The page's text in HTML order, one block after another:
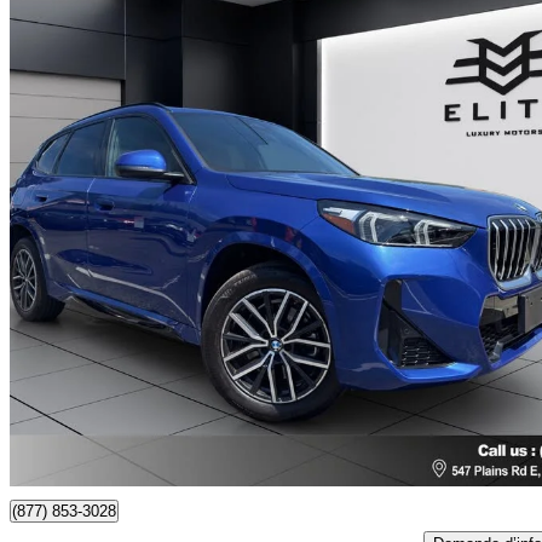
2025 BMW X1
xDrive28i15 700 km
40 888 $ Affaire
717 $/mois env.
Burlington, ON
(877) 853-3028